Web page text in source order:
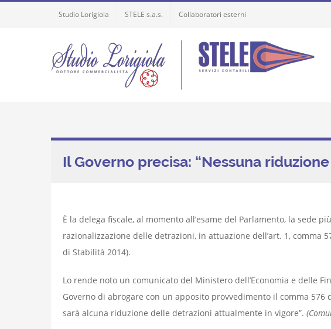
Studio Lorigiola STELE s.a.s. Collaboratori esterni
Il Governo precisa: “Nessuna
È la delega fiscale, al momento all’esame del Parlamento, la sede
razionalizzazione delle detrazioni, in attuazione dell’art. 1, comma
di Stabilità 2014).
Lo rende noto un comunicato del Ministero dell’Economia e delle
Governo di abrogare con un apposito provvedimento il comma 576
sarà alcuna riduzione delle detrazioni attualmente in vigore”.